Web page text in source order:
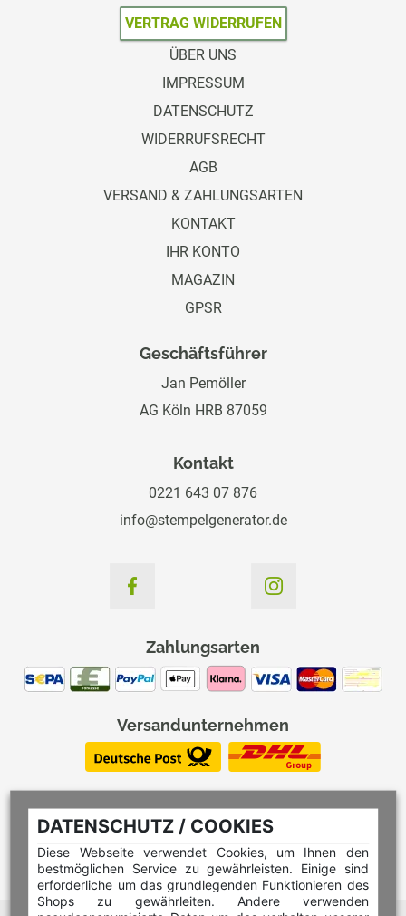
DATENSCHUTZ / COOKIES
Diese Webseite verwendet Cookies, um Ihnen den
bestmöglichen Service zu gewährleisten. Einige sind
erforderliche um das grundlegenden Funktionieren des
Shops zu gewährleiten. Andere verwenden
VERTRAG WIDERRUFEN
ÜBER UNS
IMPRESSUM
DATENSCHUTZ
WIDERRUFSRECHT
AGB
VERSAND & ZAHLUNGSARTEN
KONTAKT
IHR KONTO
MAGAZIN
GPSR
Geschäftsführer
Jan Pemöller
AG Köln HRB 87059
Kontakt
0221 643 07 876
info@stempelgenerator.de
Zahlungsarten
Versandunternehmen